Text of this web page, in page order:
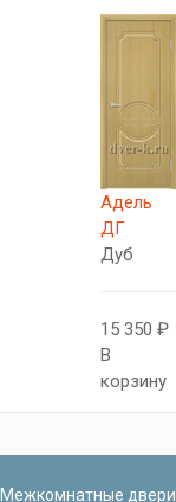
Адель
ДГ
Дуб
15 350 ₽
В
корзину
Межкомнатные двери